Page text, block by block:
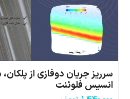
سرریز جریان دوفازی از
انسیس فلوئنت